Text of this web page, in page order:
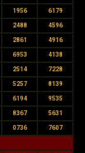
1956 6179
2488 4596
2861 4916
6953 4138
2514 7228
5257 8139
6194 9535
8367 5631
0736 7607